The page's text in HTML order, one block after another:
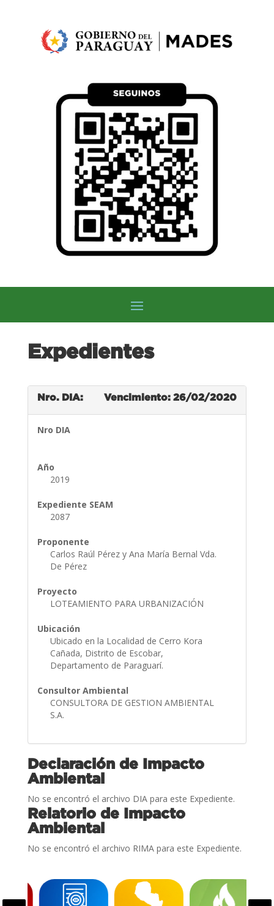
Expedientes
Nro. DIA: Vencimiento: 26/02/2020
Nro DIA
Año
2019
Expediente SEAM
2087
Proponente
Carlos Raúl Pérez y Ana María Bernal Vda.
De Pérez
Proyecto
LOTEAMIENTO PARA URBANIZACIÓN
Ubicación
Ubicado en la Localidad de Cerro Kora
Cañada, Distrito de Escobar,
Departamento de Paraguarí.
Consultor Ambiental
CONSULTORA DE GESTION AMBIENTAL
S.A.
Declaración de Impacto
Ambiental
No se encontró el archivo DIA para este Expediente.
Relatorio de Impacto
Ambiental
No se encontró el archivo RIMA para este Expediente.